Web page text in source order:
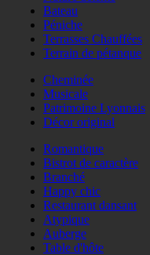
Bateau
Péniche
Terrasses Chauffées
Terrain de pétanque
Cheminée
Musicale
Patrimoine Lyonnais
Décor original
Romantique
Bistrot de caractère
Branché
Happy chic
Restaurant dansant
Atypique
Auberge
Table d'hôte